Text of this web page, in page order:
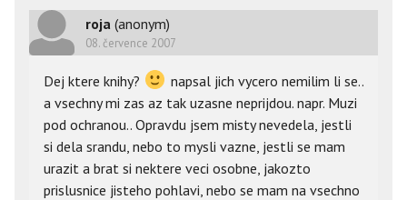
roja (anonym)
08. července 2007
Dej ktere knihy?
napsal jich vycero nemilim li se..
a vsechny mi zas az tak uzasne neprijdou. napr. Muzi
pod ochranou.. Opravdu jsem misty nevedela, jestli
si dela srandu, nebo to mysli vazne, jestli se mam
urazit a brat si nektere veci osobne, jakozto
prislusnice jisteho pohlavi, nebo se mam na vsechno